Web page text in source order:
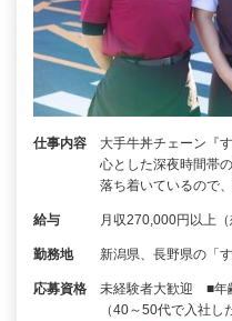
仕事内容
大手牛丼チェーン『
心とした深夜時間帯
落ち着いているので
給与 月収270,000円以上（
勤務地 新潟県、長野県の「
応募資格
未経験者大歓迎 ■年
（40～50代で入社